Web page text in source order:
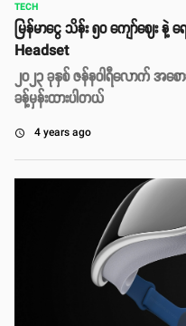
TECH
မြန်မာငွေ သိန်း ၅၀ ကျော်ဈေး နဲ့
Headset
၂၀၂၃ ခုနှစ် ဇန်နဝါရီလောက် အစ
ခန့်မှန်းထားပါတယ်
access_time 4 years ago